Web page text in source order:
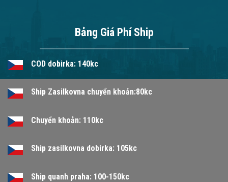
Bảng Giá Phí Ship
COD dobirka: 140kc
Ship Zasilkovna chuyển khoản:80kc
Chuyển khoản: 110kc
Ship zasilkovna dobirka: 105kc
Ship quanh praha: 100-150kc